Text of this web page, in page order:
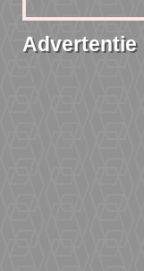
Advertentie